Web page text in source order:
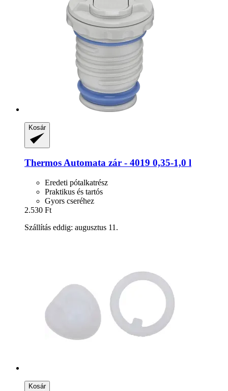
Kosár
ThermosAutomata zár -​ 4019 0,35-​1,0 l
Eredeti pótalkatrész
Praktikus és tartós
Gyors cseréhez
2.530 Ft
Szállítás eddig: augusztus 11.
Kosár